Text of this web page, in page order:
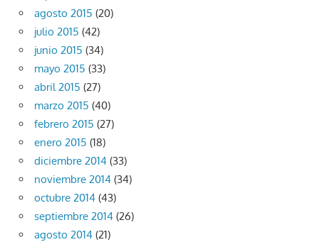
agosto 2015 (20)
julio 2015 (42)
junio 2015 (34)
mayo 2015 (33)
abril 2015 (27)
marzo 2015 (40)
febrero 2015 (27)
enero 2015 (18)
diciembre 2014 (33)
noviembre 2014 (34)
octubre 2014 (43)
septiembre 2014 (26)
agosto 2014 (21)